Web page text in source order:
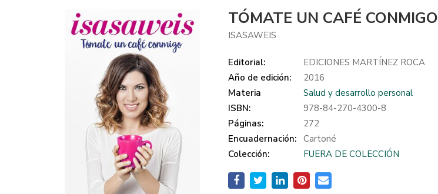
TÓMATE UN CAFÉ CONMIGO
ISASAWEIS
Editorial:
EDICIONES MARTÍNEZ ROCA
Año de edición:
2016
Materia
Salud y desarrollo personal
ISBN:
978-84-270-4300-8
Páginas:
272
Encuadernación:
Cartoné
Colección:
FUERA DE COLECCIÓN